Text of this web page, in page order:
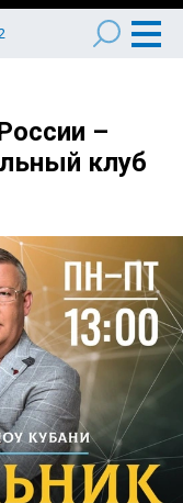
–
клуб